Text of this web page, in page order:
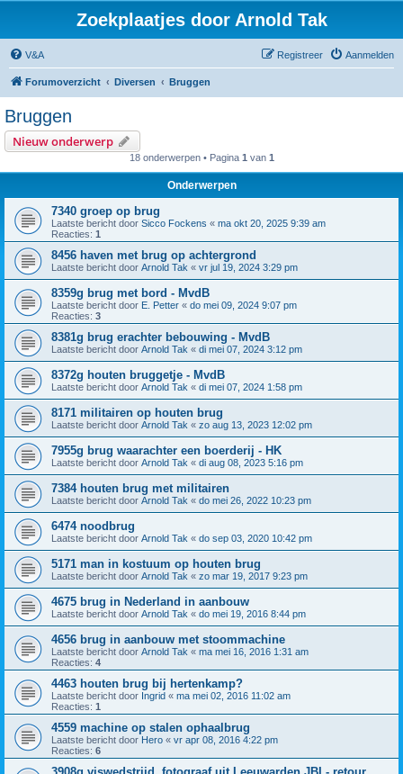
Zoekplaatjes door Arnold Tak
V&A Aanmelden
Registreer
Forumoverzicht Diversen Bruggen
Bruggen
Nieuw onderwerp
18 onderwerpen • Pagina 1 van 1
Onderwerpen
7340 groep op brug
Laatste bericht door Sicco Fockens « ma okt 20, 2025 9:39 am
Reacties: 1
8456 haven met brug op achtergrond
Laatste bericht door Arnold Tak « vr jul 19, 2024 3:29 pm
8359g brug met bord - MvdB
Laatste bericht door E. Petter « do mei 09, 2024 9:07 pm
Reacties: 3
8381g brug erachter bebouwing - MvdB
Laatste bericht door Arnold Tak « di mei 07, 2024 3:12 pm
8372g houten bruggetje - MvdB
Laatste bericht door Arnold Tak « di mei 07, 2024 1:58 pm
8171 militairen op houten brug
Laatste bericht door Arnold Tak « zo aug 13, 2023 12:02 pm
7955g brug waarachter een boerderij - HK
Laatste bericht door Arnold Tak « di aug 08, 2023 5:16 pm
7384 houten brug met militairen
Laatste bericht door Arnold Tak « do mei 26, 2022 10:23 pm
6474 noodbrug
Laatste bericht door Arnold Tak « do sep 03, 2020 10:42 pm
5171 man in kostuum op houten brug
Laatste bericht door Arnold Tak « zo mar 19, 2017 9:23 pm
4675 brug in Nederland in aanbouw
Laatste bericht door Arnold Tak « do mei 19, 2016 8:44 pm
4656 brug in aanbouw met stoommachine
Laatste bericht door Arnold Tak « ma mei 16, 2016 1:31 am
Reacties: 4
4463 houten brug bij hertenkamp?
Laatste bericht door Ingrid « ma mei 02, 2016 11:02 am
Reacties: 1
4559 machine op stalen ophaalbrug
Laatste bericht door Hero « vr apr 08, 2016 4:22 pm
Reacties: 6